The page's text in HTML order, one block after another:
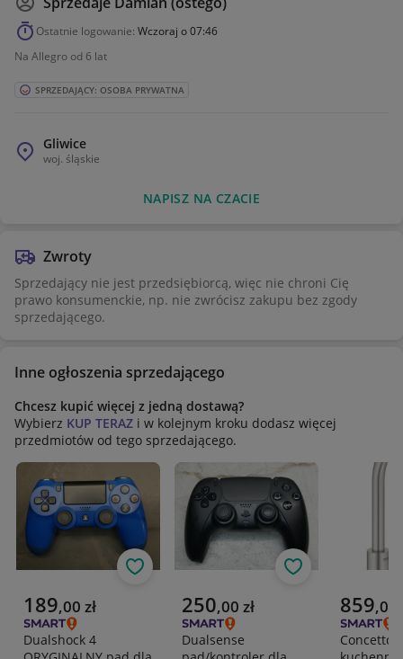
Ostatnie logowanie: Wczoraj o 07:46
Na Allegro od 6 lat
SPRZEDAJĄCY: OSOBA PRYWATNA
Gliwice
woj. śląskie
NAPISZ NA CZACIE
Zwroty
Sprzedający nie jest przedsiębiorcą, więc nie chroni Cię
prawo konsumenckie, np. nie zwrócisz zakupu bez zgody
sprzedającego.
Inne ogłoszenia sprzedającego
Chcesz kupić więcej z jedną dostawą?
Wybierz KUP TERAZ i w kolejnym kroku dodasz więcej
przedmiotów od tego sprzedającego.
Aktualna cena
189,00 zł
Dualshock 4
Obserwuj
Aktualna cena
250,00 zł
Dualsense
Obserwuj
Aktualna
859,00
Concetto